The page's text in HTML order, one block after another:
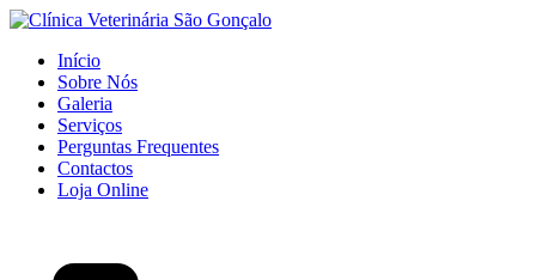
Início
Sobre Nós
Galeria
Serviços
Perguntas Frequentes
Contactos
Loja Online